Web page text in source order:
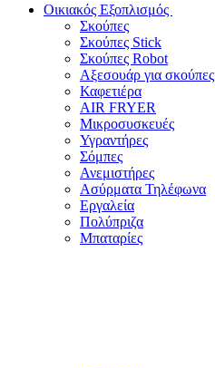
Οικιακός Εξοπλισμός
Σκούπες
Σκούπες Stick
Σκούπες Robot
Αξεσουάρ για σκούπες
Καφετιέρα
AIR FRYER
Μικροσυσκευές
Υγραντήρες
Σόμπες
Ανεμιστήρες
Ασύρματα Τηλέφωνα
Εργαλεία
Πολύπριζα
Μπαταρίες